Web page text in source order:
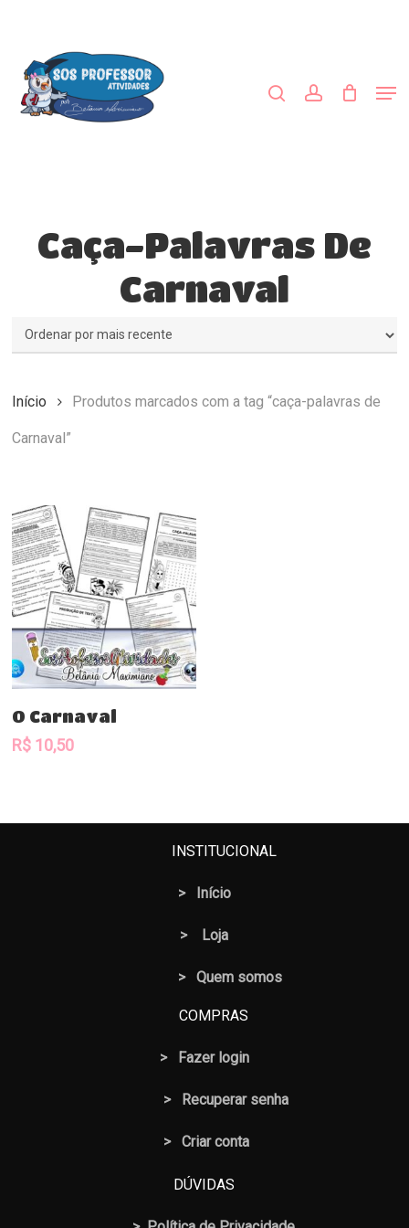
content
Caça-Palavras De
Carnaval
Início Produtos marcados com a tag “caça-palavras de
Carnaval”
Comprar
O Carnaval
R$ 10,50
INSTITUCIONAL
> Início
> Loja
> Quem somos
COMPRAS
> Fazer login
> Recuperar senha
> Criar conta
DÚVIDAS